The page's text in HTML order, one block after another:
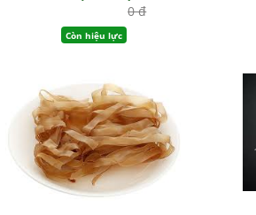
0 đ
Còn hiệu lực